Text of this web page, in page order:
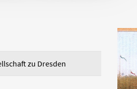
zu Dresden